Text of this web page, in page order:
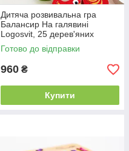
Дитяча розвивальна гра
Балансир На галявині
Logosvit, 25 дерев'яних
фігурок, 25 карт з
завданнями, вік 3+
Готово до відправки
960 ₴
Купити